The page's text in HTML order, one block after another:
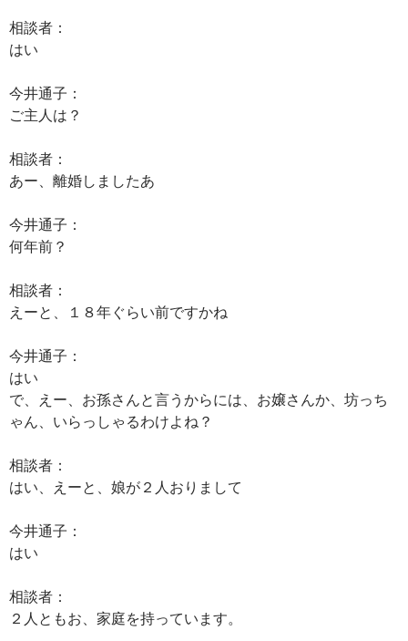
相談者：
はい
今井通子：
ご主人は？
相談者：
あー、離婚しましたあ
今井通子：
何年前？
相談者：
えーと、１８年ぐらい前ですかね
今井通子：
はい
で、えー、お孫さんと言うからには、お嬢さんか、坊っち
ゃん、いらっしゃるわけよね？
相談者：
はい、えーと、娘が２人おりまして
今井通子：
はい
相談者：
２人ともお、家庭を持っています。